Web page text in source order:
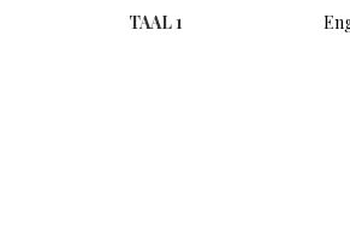
TAAL 1